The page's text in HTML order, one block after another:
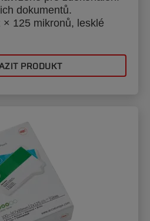
dokumentů.
125 mikronů, lesklé
PRODUKT